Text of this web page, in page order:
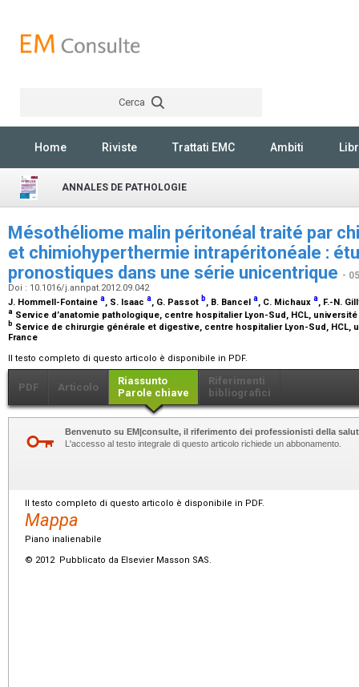
Cerca
Home Riviste Trattati EMC Ambiti
ANNALES DE PATHOLOGIE
Mésothéliome malin péritonéal traité par
et chimiohyperthermie intrapéritonéale :
pronostiques dans une série unicentrique -
Doi : 10.1016/j.annpat.2012.09.042
J. Hommell-Fontaine a, S. Isaac a, G. Passot b, B. Bancel a, C. Michaux a, F.-N.
a Service d’anatomie pathologique, centre hospitalier Lyon-Sud, HCL,
b Service de chirurgie générale et digestive, centre hospitalier Lyon-Sud, HCL,
France
Il testo completo di questo articolo è disponibile in PDF.
PDF Articolo
Riassunto
Parole chiave
Riferimenti
bibliografici
Benvenuto su EM|consulte, il riferimento dei professionisti della
L'accesso al testo integrale di questo articolo richiede un abbonamento.
Il testo completo di questo articolo è disponibile in PDF.
Mappa
Piano inalienabile
© 2012 Pubblicato da Elsevier Masson SAS.